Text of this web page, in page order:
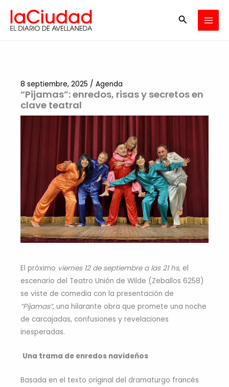
contenido
Buscar
“Pijamas”: enredos, risas y secretos en
clave teatral
8 septiembre, 2025 / Agenda
El próximo viernes 12 de septiembre a las 21 hs, el
escenario del Teatro Unión de Wilde (Zeballos 6258)
se viste de comedia con la presentación de
“Pijamas”, una hilarante obra que promete una noche
de carcajadas, confusiones y revelaciones
inesperadas.
Una trama de enredos navideños
Basada en el texto original del dramaturgo francés